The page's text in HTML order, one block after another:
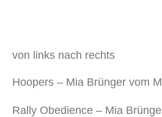
von links nach rechts
Hoopers – Mia Brünger vom
Rally Obedience – Mia